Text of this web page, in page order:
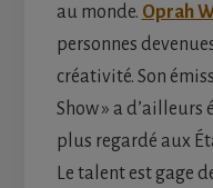
au monde. Oprah
personnes
créativité. Son
Show » a
plus regardé aux
Le talent est gage